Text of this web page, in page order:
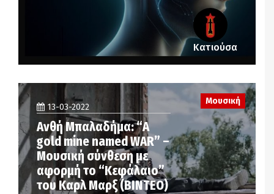
Κατιούσα
13-03-2022
Ανθή Μπαλαδήμα: “A
gold mine named WAR” –
Μουσική σύνθεση με
αφορμή το “Κεφάλαιο”
του Καρλ Μαρξ (ΒΙΝΤΕΟ)
Μουσική